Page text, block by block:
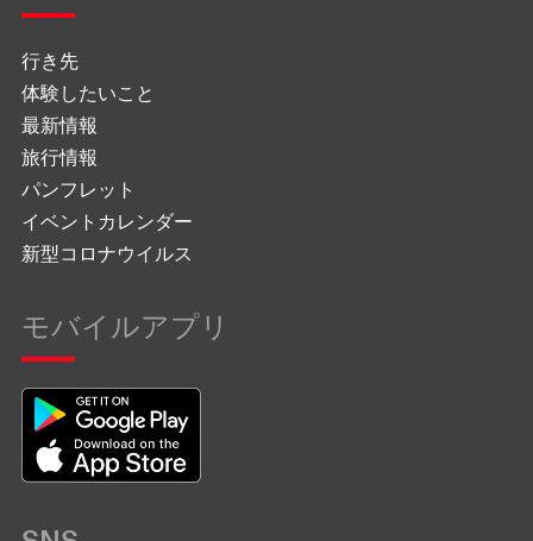
行き先
体験したいこと
最新情報
旅行情報
パンフレット
イベントカレンダー
新型コロナウイルス
モバイルアプリ